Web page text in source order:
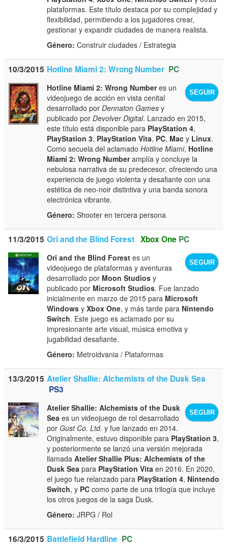
plataformas. Este título destaca por su complejidad y
flexibilidad, permitiendo a los jugadores crear,
gestionar y expandir ciudades de manera realista.
Género: Construir ciudades / Estrategia
10/3/2015 Hotline Miami 2: Wrong Number PC
SEGUIR
Hotline Miami 2: Wrong Numberes un
videojuego de acción en vista cenital
desarrollado porDennaton Games y
publicado porDevolver Digital. Lanzado en 2015,
este título está disponible para PlayStation 4,
PlayStation 3, PlayStation Vita, PC, Mac y Linux.
Como secuela del aclamadoHotline Miami, Hotline
Miami 2: Wrong Numberamplía y concluye la
nebulosa narrativa de su predecesor, ofreciendo una
experiencia de juego violenta y desafiante con una
estética de neo-noir distintiva y una banda sonora
electrónica vibrante.
Género: Shooter en tercera persona
11/3/2015 Ori and the Blind Forest Xbox One PC
SEGUIR
Ori and the Blind Forest es un
videojuego de plataformas y aventuras
desarrollado por Moon Studios y
publicado por Microsoft Studios. Fue lanzado
inicialmente en marzo de 2015 para Microsoft
Windows yXbox One, y más tarde para Nintendo
Switch. Este juego es aclamado por su
impresionante arte visual, música emotiva y
jugabilidad desafiante.
Género: Metroidvania / Plataformas
13/3/2015 Atelier Shallie: Alchemists of the Dusk Sea
PS3
SEGUIR
Atelier Shallie: Alchemists of the Dusk
Sea es un videojuego de rol desarrollado
porGust Co. Ltd. y fue lanzado en 2014.
Originalmente, estuvo disponible para PlayStation 3,
y posteriormente se lanzó una versión mejorada
llamadaAtelier Shallie Plus: Alchemists of the
Dusk Sea para PlayStation Vita en 2016. En 2020,
el juego fue relanzado para PlayStation 4, Nintendo
Switch, y PC como parte de una trilogía que incluye
los otros juegos de la saga Dusk.
Género: JRPG / Rol
16/3/2015 Battlefield Hardline PC